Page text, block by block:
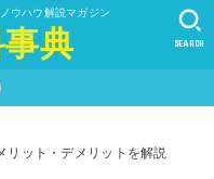
ウハウ解説マガジン
典 SEARCH
リット・デメリットを解説